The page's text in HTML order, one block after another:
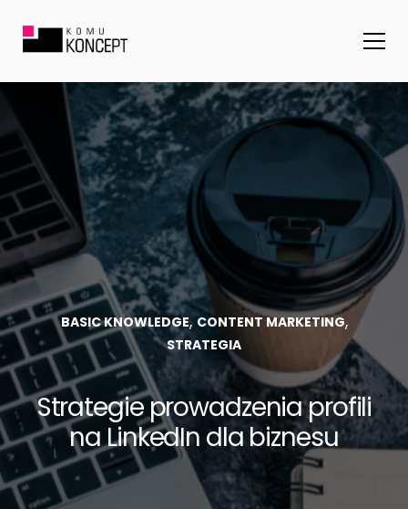
BASIC KNOWLEDGE,CONTENT MARKETING,
STRATEGIA
Strategie prowadzenia profili
na LinkedIn dla biznesu